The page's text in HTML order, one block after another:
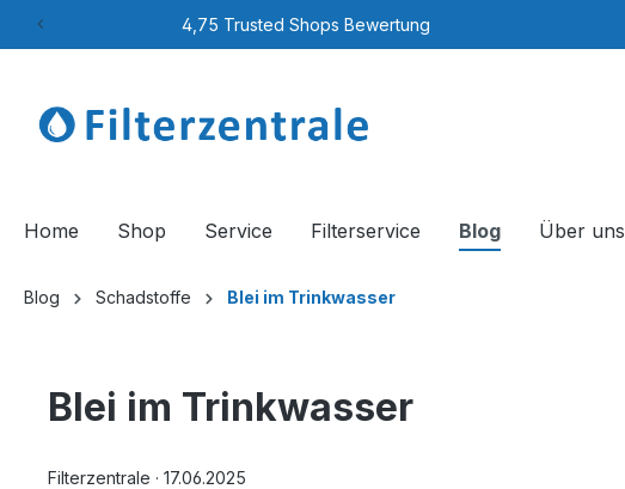
4,75 Trusted Shops Bewertung
Home Shop Service Filterservice Blog Über uns
Blog Schadstoffe Blei im Trinkwasser
Blei im Trinkwasser
Filterzentrale · 17.06.2025